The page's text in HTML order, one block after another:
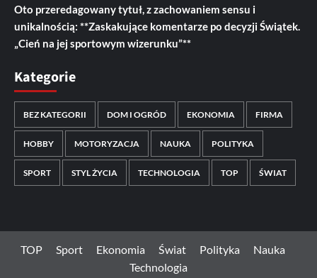
Oto przeredagowany tytuł, z zachowaniem sensu i
unikalnością: **Zaskakujące komentarze po decyzji Świątek.
„Cień na jej sportowym wizerunku”**
Kategorie
BEZ KATEGORII DOM I OGRÓD EKONOMIA FIRMA
HOBBY MOTORYZACJA NAUKA POLITYKA
SPORT STYL ŻYCIA TECHNOLOGIA TOP ŚWIAT
TOP Sport Ekonomia Świat Polityka
Nauka
Technologia